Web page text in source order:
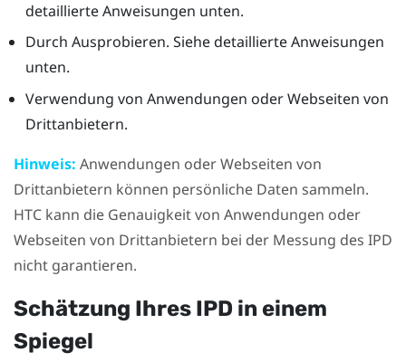
detaillierte Anweisungen unten.
Durch Ausprobieren. Siehe detaillierte Anweisungen
unten.
Verwendung von Anwendungen oder Webseiten von
Drittanbietern.
Hinweis: Anwendungen oder Webseiten von
Drittanbietern können persönliche Daten sammeln.
HTC kann die Genauigkeit von Anwendungen oder
Webseiten von Drittanbietern bei der Messung des IPD
nicht garantieren.
Schätzung Ihres IPD in einem
Spiegel